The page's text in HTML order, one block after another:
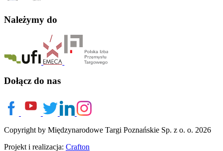
Należymy do
Dołącz do nas
Copyright by Międzynarodowe Targi Poznańskie Sp. z o. o. 2026
Projekt i realizacja: Crafton